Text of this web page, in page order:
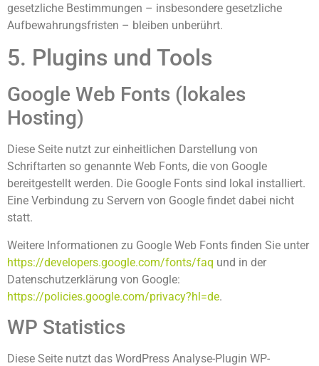
gesetzliche Bestimmungen – insbesondere gesetzliche
Aufbewahrungsfristen – bleiben unberührt.
5. Plugins und Tools
Google Web Fonts (lokales
Hosting)
Diese Seite nutzt zur einheitlichen Darstellung von
Schriftarten so genannte Web Fonts, die von Google
bereitgestellt werden. Die Google Fonts sind lokal installiert.
Eine Verbindung zu Servern von Google findet dabei nicht
statt.
Weitere Informationen zu Google Web Fonts finden Sie unter
https://developers.google.com/fonts/faq und in der
Datenschutzerklärung von Google:
https://policies.google.com/privacy?hl=de.
WP Statistics
Diese Seite nutzt das WordPress Analyse-Plugin WP-